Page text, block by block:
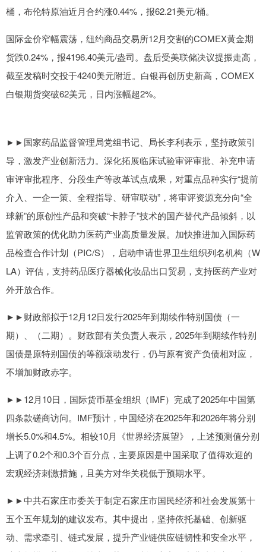
桶，布伦特原油近月合约涨0.44%，报62.21美元/桶。
国际金价窄幅震荡，纽约商品交易所12月交割的COMEX黄金期
货跌0.24%，报4196.40美元/盎司。盘后受美联储决议提振走高，
截至发稿时交投于4240美元附近。白银再创历史新高，COMEX
白银期货突破62美元，日内涨幅超2%。
►►国家药品监督管理局党组书记、局长李利表示，坚持政策引
导，激发产业创新活力。深化拓展临床试验审评审批、补充申请
审评审批程序、分段生产等改革试点成果，对重点品种实行“提前
介入、一企一策、全程指导、研审联动”，将审评资源充分向“全
球新”的原创性产品和突破“卡脖子”技术的国产替代产品倾斜，以
监管政策的优化助力医药产业高质量发展。加快推进加入国际药
品检查合作计划（PIC/S），启动申请世界卫生组织列名机构（W
LA）评估，支持药品医疗器械化妆品出口贸易，支持医药产业对
外开放合作。
►►财政部拟于12月12日发行2025年到期续作特别国债（一
期）、（二期）。财政部有关负责人表示，2025年到期续作特别
国债是原特别国债的等额滚动发行，仍与原有资产负债相对应，
不增加财政赤字。
►►12月10日，国际货币基金组织（IMF）完成了2025年中国第
四条款磋商访问。IMF预计，中国经济在2025年和2026年将分别
增长5.0%和4.5%。相较10月《世界经济展望》，上述预测值分别
上调了0.2个和0.3个百分点，主要原因是中国采取了值得欢迎的
宏观经济刺激措施，且美方对华关税低于预期水平。
►►中共石家庄市委关于制定石家庄市国民经济和社会发展第十
五个五年规划的建议发布。其中提出，坚持依托基础、创新驱
动、需求牵引、链式发展，提升产业链供应链韧性和安全水平，